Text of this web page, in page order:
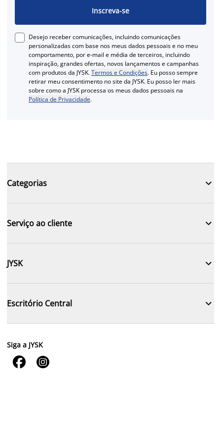
Inscreva-se
Desejo receber comunicações, incluindo comunicações
personalizadas com base nos meus dados pessoais e no meu
comportamento, por e-mail e média de terceiros, incluindo
inspiração, grandes ofertas, novos lançamentos e campanhas
com produtos da JYSK.Termos e Condições. Eu posso sempre
retirar meu consentimento no site da JYSK. Eu posso ler mais
sobre como a JYSK processa os meus dados pessoais na
Política de Privacidade.
Categorias 
Serviço ao cliente 
JYSK 
Escritório Central 
Siga a JYSK
 